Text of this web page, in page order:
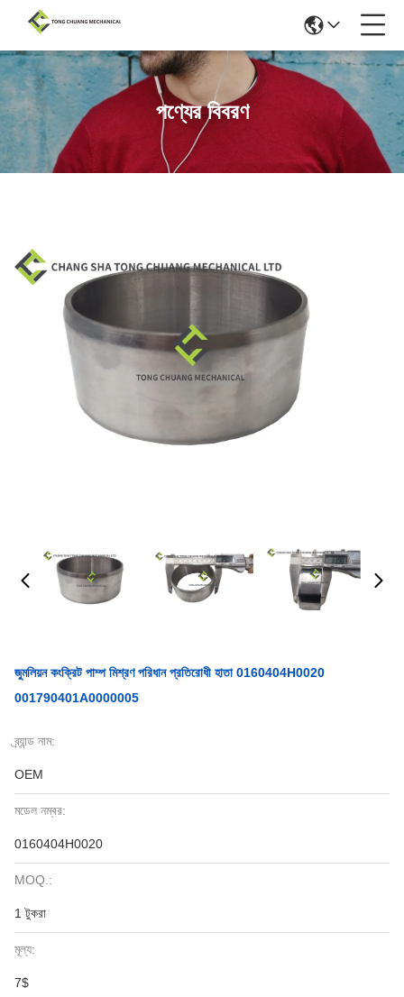
পণ্যের বিবরণ
জুমলিয়ন কংক্রিট পাম্প মিশ্রণ পরিধান প্রতিরোধী হাতা 0160404H0020
001790401A0000005
ব্র্যান্ড নাম:
OEM
মডেল নম্বর:
0160404H0020
MOQ.:
1 টুকরা
মূল্য:
7$